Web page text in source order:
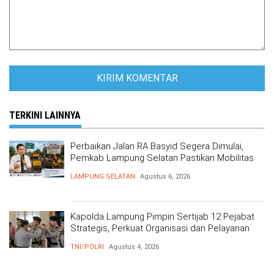
TERKINI LAINNYA
Perbaikan Jalan RA Basyid Segera Dimulai,
Pemkab Lampung Selatan Pastikan Mobilitas
LAMPUNG SELATAN Agustus 6, 2026
Kapolda Lampung Pimpin Sertijab 12 Pejabat
Strategis, Perkuat Organisasi dan Pelayanan
TNI/POLRI Agustus 4, 2026